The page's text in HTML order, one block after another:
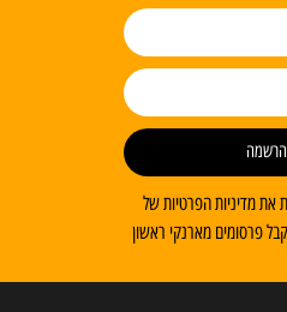
מדיניות הפרטיות של
פרסומים מארנקי ראשון